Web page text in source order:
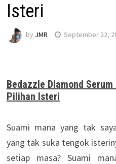
Isteri
by JMR September 22,
Bedazzle Diamond
Pilihan Isteri
Suami mana yang tak
yang tak suka tengok
setiap masa? Suami